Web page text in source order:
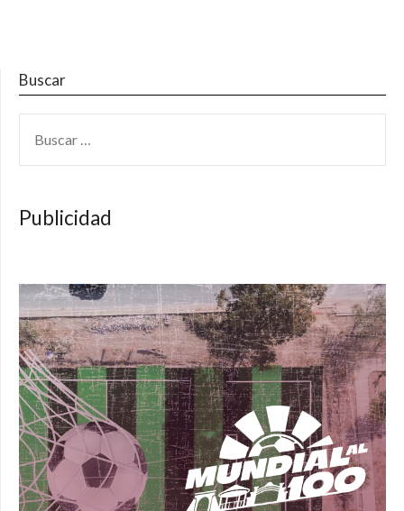
Buscar
Publicidad